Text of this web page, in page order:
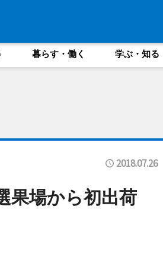
暮らす・働く 学ぶ・知る
2018.07.26
果場から初出荷